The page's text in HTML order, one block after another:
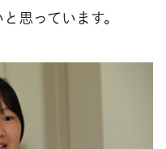
思っています。